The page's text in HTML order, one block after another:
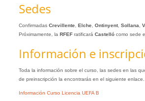
Sedes
Confirmadas Crevillente, Elche, Ontinyent, Sollana
Próximamente, la RFEFratificará Castelló como sede
Información e
Toda la información sobre el curso, las sedes en las
de preinscripción la encontrarás en el siguiente enlace.
Información Curso Licencia UEFA B